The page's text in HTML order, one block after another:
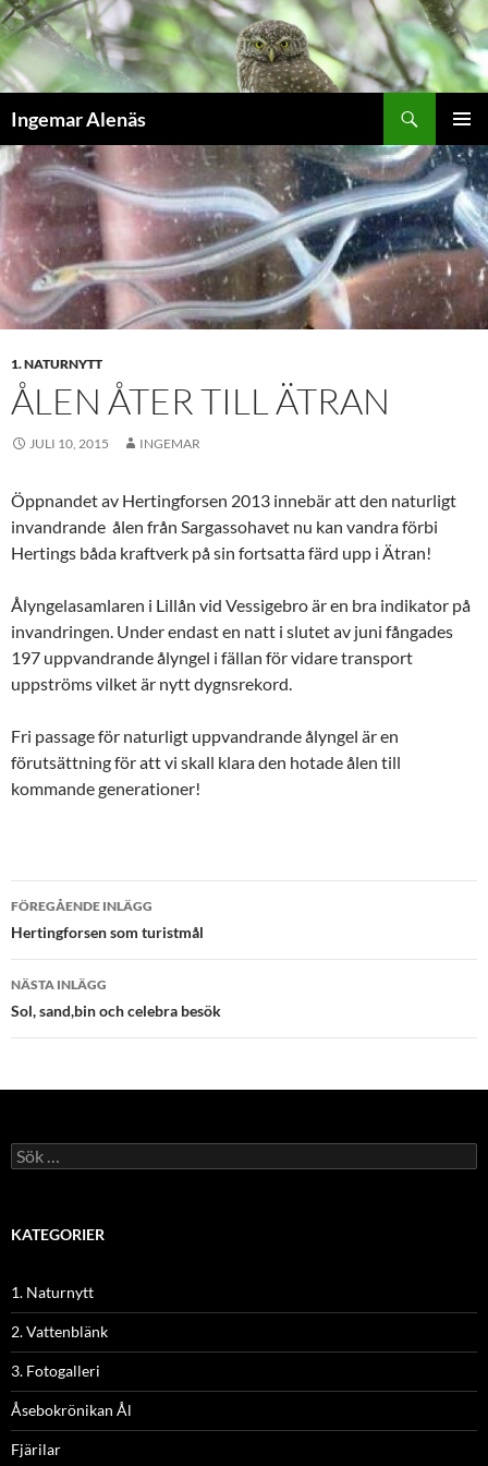
Hoppa
till
innehåll
Ingemar Alenäs
PRIMÄR
MENY
1. NATURNYTT
ÅLEN ÅTER TILL ÄTRAN
JULI 10, 2015 INGEMAR
Öppnandet av Hertingforsen 2013 innebär att den naturligt
invandrande ålen från Sargassohavet nu kan vandra förbi
Hertings båda kraftverk på sin fortsatta färd upp i Ätran!
Ålyngelasamlaren i Lillån vid Vessigebro är en bra indikator på
invandringen. Under endast en natt i slutet av juni fångades
197 uppvandrande ålyngel i fällan för vidare transport
uppströms vilket är nytt dygnsrekord.
Fri passage för naturligt uppvandrande ålyngel är en
förutsättning för att vi skall klara den hotade ålen till
kommande generationer!
Inläggsnavigering
FÖREGÅENDE INLÄGG
Hertingforsen som turistmål
NÄSTA INLÄGG
Sol, sand,bin och celebra besök
Sök
efter:
KATEGORIER
1. Naturnytt
2. Vattenblänk
3. Fotogalleri
Åsebokrönikan Ål
Fjärilar